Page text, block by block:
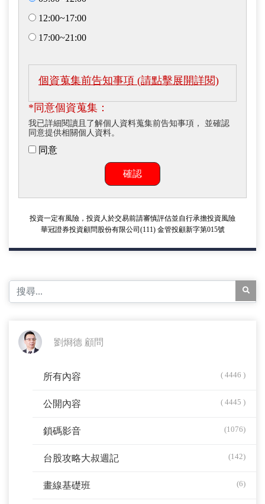
12:00~17:00
17:00~21:00
個資蒐集前告知事項 (請點擊展開詳閱)
*同意個資蒐集：
我已詳細閱讀且了解個人資料蒐集前告知事項， 並確認
同意提供相關個人資料。
同意
確認
投資一定有風險，投資人於交易前請審慎評估並自行承擔投資風險
華冠證券投資顧問股份有限公司(111) 金管投顧新字第015號
劉烱德 顧問
所有內容 ( 4446 )
公開內容 ( 4445 )
鎖碼影音 (1076)
台股攻略大叔週記 (142)
畫線基礎班 (6)